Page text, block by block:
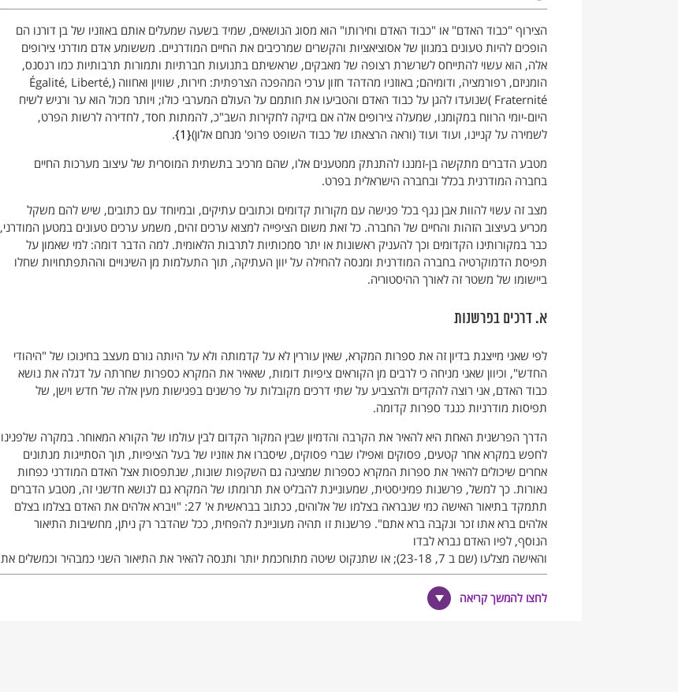
הצירוף "כבוד האדם" או "כבוד האדם וחירותו" הוא מסוג הנושאים, שמיד בשעה שמעלים אותם באוזניו של בן דורנו הם
הופכים להיות טעונים במגוון של אסוציאציות והקשרים שמרכיבים את החיים המודרניים. מששומע אדם מודרני צירופים
אלה, הוא עשוי להתייחס לשרשרת רצופה של מאבקים, שראשיתם בתנועות חברתיות ותמורות תרבותיות כמו רנסנס,
הומניזם, רפורמציה, ודומיהם; באוזניו מהדהד חזון ערכי המהפכה הצרפתית: חירות, שוויון ואחווה (Égalité, Liberté,
Fraternité )שנועדו להגן על כבוד האדם והטביעו את חותמם על העולם המערבי כולו; ויותר מכול הוא ער ורגיש לשיח
היום-יומי הרווח במקומנו, שמעלה צירופים אלה אם בזיקה לחקירות השב"כ, להמתות חסד, לחדירה לרשות הפרט,
לשמירה על קניינו, ועוד ועוד (וראה הרצאתו של כבוד השופט פרופ' מנחם אלון) 1
.
מטבע הדברים מתקשה בן-זמננו להתנתק ממטענים אלו, שהם מרכיב בתשתית המוסרית של עיצוב מערכות החיים
בחברה המודרנית בכלל ובחברה הישראלית בפרט.
מצב זה עשוי להוות אבן נגף בכל פגישה עם מקורות קדומים וכתובים עתיקים, ובמיוחד עם כתובים, שיש להם משקל
מכריע בעיצוב הזהות והחיים של החברה. כל זאת משום הציפייה למצוא ערכים זהים, משמע ערכים טעונים במטען המודרני,
כבר במקורותינו הקדומים וכך להעניק ראשונות או יתר סמכותיות לתרבות הלאומית. למה הדבר דומה: למי שאמון על
תפיסת הדמוקרטיה בחברה המודרנית ומנסה להחילה על יוון העתיקה, תוך התעלמות מן השינויים וההתפתחויות שחלו
ביישומו של משטר זה לאורך ההיסטוריה.
א. דרכים בפרשנות
לפי שאני מייצגת בדיון זה את ספרות המקרא, שאין עוררין לא על קדמותה ולא על היותה גורם מעצב בחינוכו של "היהודי
החדש", וכיוון שאני מניחה כי לרבים מן הקוראים ציפיות דומות, שאאיר את המקרא כספרות שחרתה על דגלה את נושא
כבוד האדם, אני רוצה להקדים ולהצביע על שתי דרכים מקובלות על פרשנים בפגישות מעין אלה של חדש וישן, של
תפיסות מודרניות כנגד ספרות קדומה.
הדרך הפרשנית האחת היא להאיר את הקרבה והדמיון שבין המקור הקדום לבין עולמו של הקורא המאוחר. במקרה שלפנינו
לחפש במקרא אחר קטעים, פסוקים ואפילו שברי פסוקים, שיסברו את אוזניו של בעל הציפיות, תוך הסתייגות מנתונים
אחרים שיכולים להאיר את ספרות המקרא כספרות שמציגה גם השקפות שונות, שנתפסות אצל האדם המודרני כפחות
נאורות. כך למשל, פרשנות פמיניסטית, שמעוניינת להבליט את תרומתו של המקרא גם לנושא חדשני זה, מטבע הדברים
תתמקד בתיאור האישה כמי שנבראה בצלמו של אלוהים, ככתוב בבראשית א' 27: "ויברא אלהים את האדם בצלמו בצלם
אלהים ברא אתו זכר ונקבה ברא אתם". פרשנות זו תהיה מעוניינת להפחית, ככל שהדבר רק ניתן, מחשיבות התיאור
הנוסף, לפיו האדם נברא לבדו
והאישה מצלעו (שם ב 7, 23-18); או שתנקוט שיטה מתוחכמת יותר ותנסה להאיר את התיאור השני כמבהיר וכמשלים את
קודמו. פרשנות מסוג זה נוקטת דרכים של הרמוניזציות, שינוי פרופורציות, ניתוק מן ההקשר, שכולן משרתות את הכיוון
האפולוגטי 2 . לבוחרים בדרך פרשנית זו קל להגיע לכלל מסקנה, שכבוד האדם הוא הנושא המרכזי בספרות המקרא.לחצו להמשך קריאה